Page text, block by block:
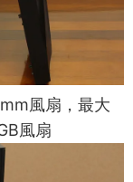
風扇，最大
風扇